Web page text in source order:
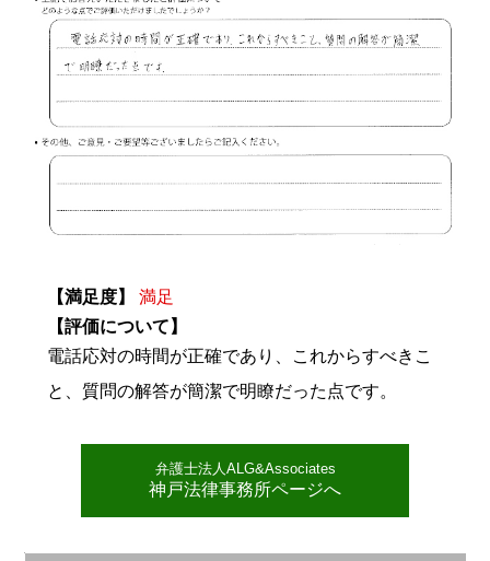
【満足度】
満足
【評価について】
電話応対の時間が正確であり、これからすべきこ
と、質問の解答が簡潔で明瞭だった点です。
弁護士法人ALG&Associates
神戸法律事務所ページへ